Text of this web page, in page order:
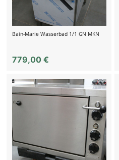
Bain-Marie Wasserbad 1/1 GN MKN
779,00 €